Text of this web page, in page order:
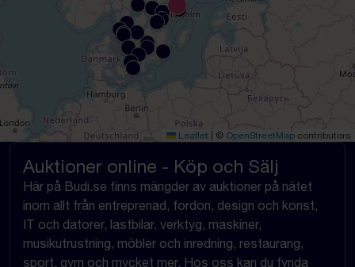
Leaflet | © OpenStreetMap contributors
Auktioner online - Köp och Sälj
Här på Budi.se finns mängder av auktioner på nätet
inom allt från entreprenad, fordon, design och konst,
IT och datorer, lastbilar, verktyg, maskiner,
musikutrustning, möbler och inredning, restaurang,
sport, gym och mycket mer. Hos oss kan du fynda